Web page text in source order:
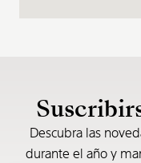
Descubra las
durante el año y